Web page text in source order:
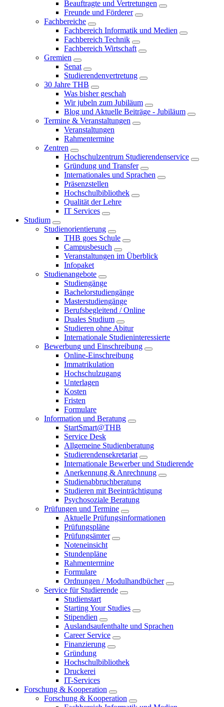
Beauftragte und Vertretungen
Freunde und Förderer
Fachbereiche
Fachbereich Informatik und Medien
Fachbereich Technik
Fachbereich Wirtschaft
Gremien
Senat
Studierendenvertretung
30 Jahre THB
Was bisher geschah
Wir jubeln zum Jubiläum
Blog und Aktuelle Beiträge - Jubiläum
Termine & Veranstaltungen
Veranstaltungen
Rahmentermine
Zentren
Hochschulzentrum Studierendenservice
Gründung und Transfer
Internationales und Sprachen
Präsenzstellen
Hochschulbibliothek
Qualität der Lehre
IT Services
Studium
Studienorientierung
THB goes Schule
Campusbesuch
Veranstaltungen im Überblick
Infopaket
Studienangebote
Studiengänge
Bachelorstudiengänge
Masterstudiengänge
Berufsbegleitend / Online
Duales Studium
Studieren ohne Abitur
Internationale Studieninteressierte
Bewerbung und Einschreibung
Online-Einschreibung
Immatrikulation
Hochschulzugang
Unterlagen
Kosten
Fristen
Formulare
Information und Beratung
StartSmart@THB
Service Desk
Allgemeine Studienberatung
Studierendensekretariat
Internationale Bewerber und Studierende
Anerkennung & Anrechnung
Studienabbruchberatung
Studieren mit Beeinträchtigung
Psychosoziale Beratung
Prüfungen und Termine
Aktuelle Prüfungsinformationen
Prüfungspläne
Prüfungsämter
Noteneinsicht
Stundenpläne
Rahmentermine
Formulare
Ordnungen / Modulhandbücher
Service für Studierende
Studienstart
Starting Your Studies
Stipendien
Auslandsaufenthalte und Sprachen
Career Service
Finanzierung
Gründung
Hochschulbibliothek
Druckerei
IT-Services
Forschung & Kooperation
Forschung & Kooperation